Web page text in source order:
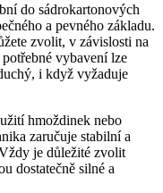
do sádrokartonových
a pevného základu.
zvolit, v závislosti na
vybavení lze
i když vyžaduje
hmoždinek nebo
zaručuje stabilní a
je důležité zvolit
dostatečně silné a